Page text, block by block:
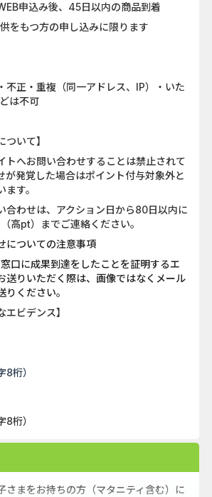
申込み後、45日以内の商品到着
をもつ方の申し込みに限ります
不正・重複（同一アドレス、IP）・いた
は不可
ついて】
トへお問い合わせすることは禁止されて
が発覚した場合はポイント付与対象外と
す。
合わせは、アクション日から80日以内に
高pt）までご連絡ください。
についての注意事項
口に成果到達をしたことを証明するエ
送りいただく際は、画像ではなくメール
ください。
エビデンス】
8桁）
8桁）
さまをお持ちの方（マタニティ含む）に